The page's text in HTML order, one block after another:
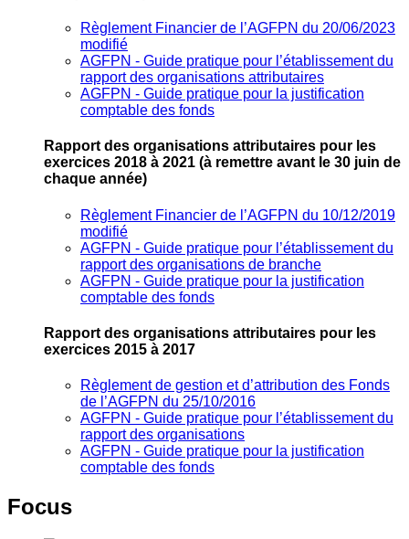
Règlement Financier de l’AGFPN du 20/06/2023
modifié
AGFPN ‐ Guide pratique pour l’établissement du
rapport des organisations attributaires
AGFPN ‐ Guide pratique pour la justification
comptable des fonds
Rapport des organisations attributaires pour les
exercices 2018 à 2021 (à remettre avant le 30 juin de
chaque année)
Règlement Financier de l’AGFPN du 10/12/2019
modifié
AGFPN ‐ Guide pratique pour l’établissement du
rapport des organisations de branche
AGFPN ‐ Guide pratique pour la justification
comptable des fonds
Rapport des organisations attributaires pour les
exercices 2015 à 2017
Règlement de gestion et d’attribution des Fonds
de l’AGFPN du 25/10/2016
AGFPN ‐ Guide pratique pour l’établissement du
rapport des organisations
AGFPN ‐ Guide pratique pour la justification
comptable des fonds
Focus